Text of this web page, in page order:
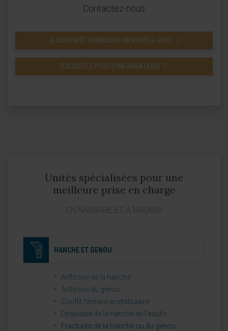
Contactez-nous
JE SOUHAITE DEMANDER UN RENDEZ-VOUS
SOLLICITEZ PLUS D’INFORMATIONS
Unités spécialisées pour une
meilleure prise en charge
EN NAVARRE ET À MADRID
HANCHE ET GENOU
Arthrose de la hanche
Arthrose du genou
Conflit fémoro-acétabulaire
Dysplasie de la hanche de l’adulte
Fractures de la hanche ou du genou